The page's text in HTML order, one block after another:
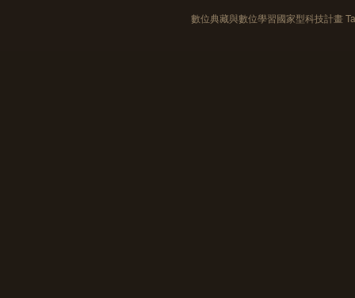
數位典藏與數位學習國家型科技計畫